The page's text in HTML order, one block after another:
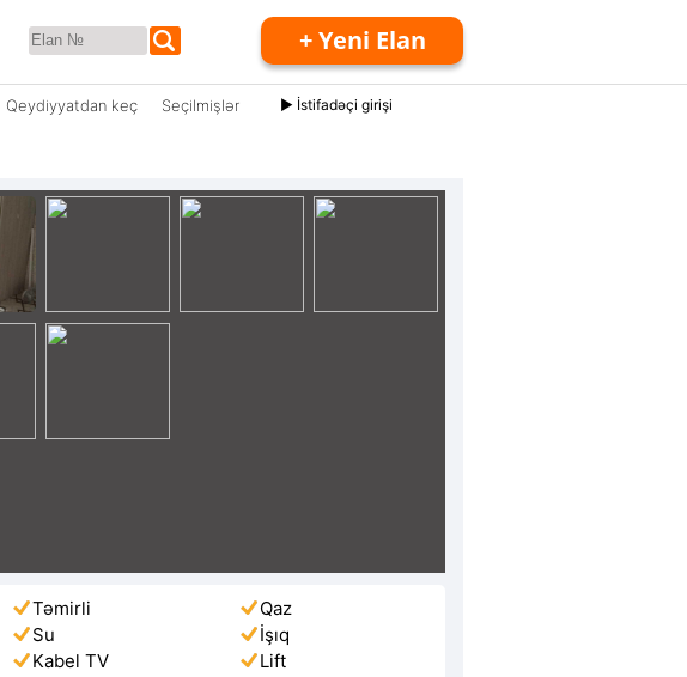
+ Yeni Elan
Qeydiyyatdan keç Seçilmişlər ► İstifadəçi girişi
Təmirli
Qaz
Su
İşıq
Kabel TV
Lift